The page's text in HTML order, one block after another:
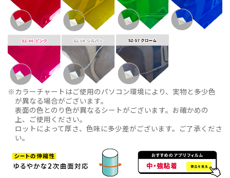
カラーチャートはご使用のパソコン環境により、実物と多少色
が異なる場合がございます。
表面の色とのり色が異なるシートがございます。お確かめの
上、ご使用ください。
ロットによって厚さ、色味に多少差がございます。ご了承くださ
い。